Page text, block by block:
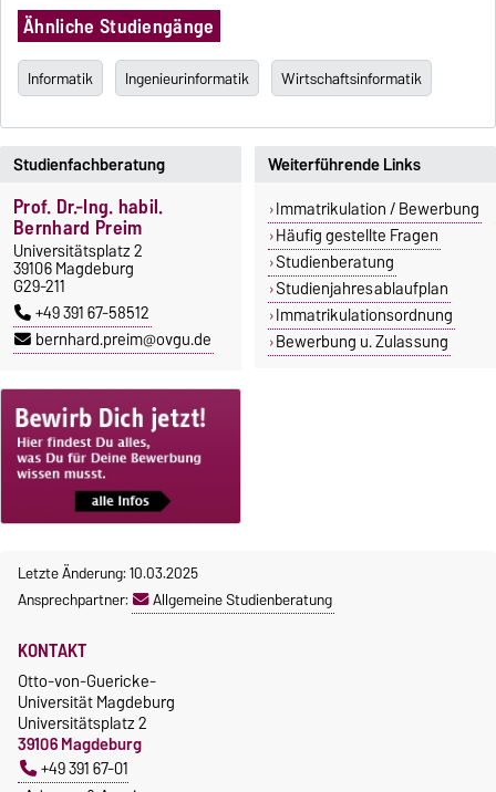
Ähnliche Studiengänge
Informatik Ingenieurinformatik Wirtschaftsinformatik
Weiterführende Links
Immatrikulation / Bewerbung
Häufig gestellte Fragen
Studienberatung
Studienjahresablaufplan
Immatrikulationsordnung
Bewerbung u. Zulassung
Studienfachberatung
Prof. Dr.-Ing. habil.
Bernhard Preim
Universitätsplatz 2
39106 Magdeburg
G29-211
+49 391 67-58512
bernhard.preim@ovgu.de
Letzte Änderung: 10.03.2025
Ansprechpartner:
Allgemeine Studienberatung
KONTAKT
Otto-von-Guericke-
Universität Magdeburg
Universitätsplatz 2
39106 Magdeburg
+49 391 67-01